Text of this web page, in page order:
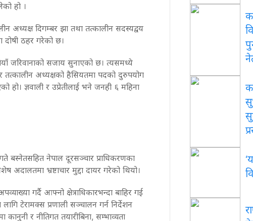
हो ।
अध्यक्ष दिगम्बर झा तथा तत्कालीन सदस्यद्वय
दोषी ठहर गरेको छ।
जरिवानाको सजाय सुनाएको छ। त्यसमध्ये
तत्कालीन अध्यक्षको हैसियतमा पदको दुरुपयोग
हो। ज्ञवाली र उप्रेतीलाई भने जनही ६ महिना
नेपाल दूरसञ्चार प्राधिकरणका
अदालतमा भ्रष्टाचार मुद्दा दायर गरेको थियो।
गर्दै आफ्नो क्षेत्राधिकारभन्दा बाहिर गई
टेरामक्स प्रणाली सञ्चालन गर्न निर्देशन
र नीतिगत तयारीबिना, सम्भाव्यता